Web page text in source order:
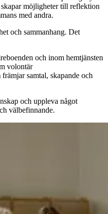
möjligheter till reflektion
med andra.
och sammanhang. Det
och inom hemtjänsten
volontär
samtal, skapande och
och uppleva något
välbefinnande.